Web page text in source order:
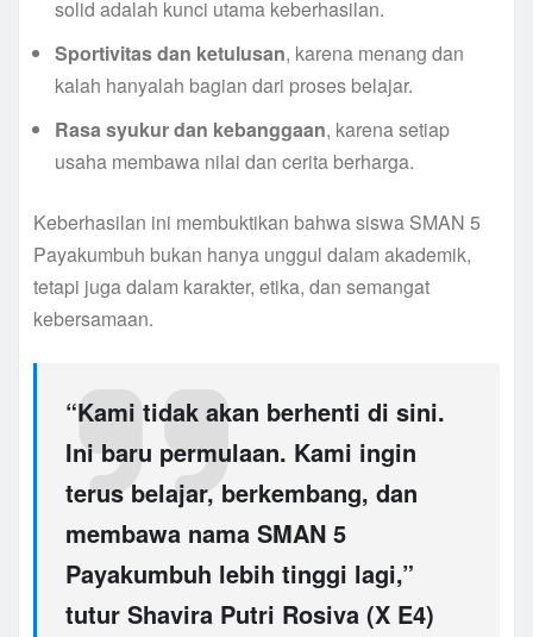
solid adalah kunci utama keberhasilan.
Sportivitas dan ketulusan, karena menang dan
kalah hanyalah bagian dari proses belajar.
Rasa syukur dan kebanggaan, karena setiap
usaha membawa nilai dan cerita berharga.
Keberhasilan ini membuktikan bahwa siswa SMAN 5
Payakumbuh bukan hanya unggul dalam akademik,
tetapi juga dalam karakter, etika, dan semangat
kebersamaan.
“Kami tidak akan berhenti di sini.
Ini baru permulaan. Kami ingin
terus belajar, berkembang, dan
membawa nama SMAN 5
Payakumbuh lebih tinggi lagi,”
tutur Shavira Putri Rosiva (X E4)